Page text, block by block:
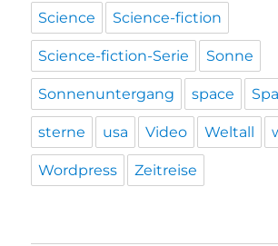
Science Science-fiction
Science-fiction-Serie Sonne
Sonnenuntergang space
sterne usa Video Weltall
Wordpress Zeitreise